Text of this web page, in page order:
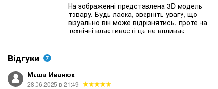
На зображенні представлена 3D модель
товару. Будь ласка, зверніть увагу, що
візуально він може відрізнятись, проте на
технічні властивості це не впливає
Відгуки 7
Маша Иванюк
28.06.2025 в 21:49